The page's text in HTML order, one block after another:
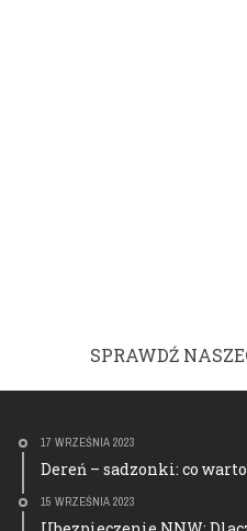
SPRAWDŹ
17 WRZEŚNIA 2023
Dereń – sadzonki: co
15 WRZEŚNIA 2023